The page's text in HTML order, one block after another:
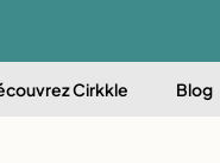
Cirkkle Blog